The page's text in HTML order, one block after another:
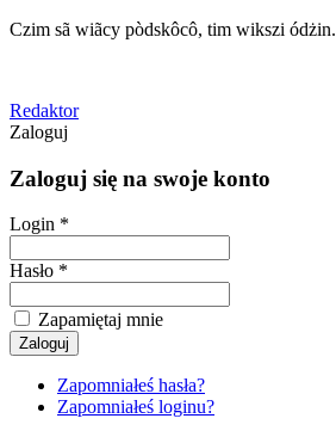
Czim sã wiãcy pòdskôcô, tim wikszi ódżin.
Redaktor
Zaloguj
Zaloguj się na swoje konto
Login *
Hasło *
Zapamiętaj mnie
Zapomniałeś hasła?
Zapomniałeś loginu?